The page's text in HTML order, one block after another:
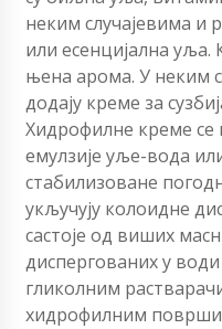
неким случајевима и
или есенцијална уља.
њена арома. У неким
додају креме за
Хидрофилне креме се
емулзије уље-вода
стабилизоване
укључују колоидне
састоје од виших
диспергованих у
гликолним
хидрофилним